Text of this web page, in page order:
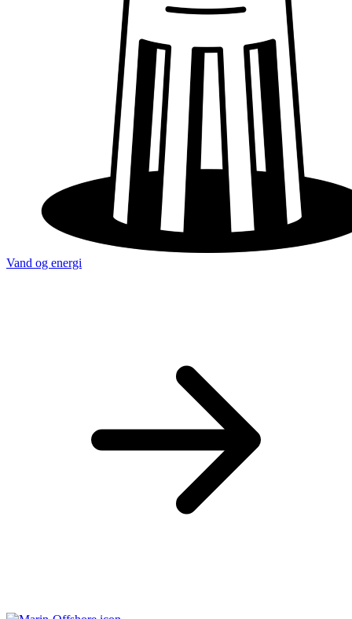
Vand og energi